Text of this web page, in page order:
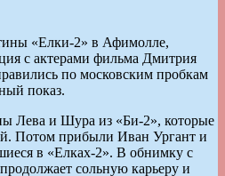
«Елки-2» в Афимолле,
с актерами фильма Дмитрия
по московским пробкам
показ.
Лева и Шура из «Би-2», которые
Потом прибыли Иван Ургант и
в «Елках-2». В обнимку с
сольную карьеру и